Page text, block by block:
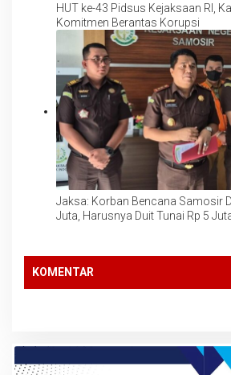
HUT ke-43 Pidsus Kejaksaan RI,
Komitmen Berantas Korupsi
Jaksa: Korban Bencana Samosir
Juta, Harusnya Duit Tunai Rp 5
KOMENTAR